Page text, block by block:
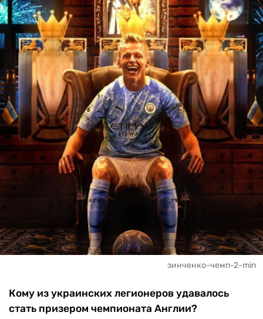
зинченко-чемп-2-min
Кому из украинских легионеров удавалось
стать призером чемпионата Англии?